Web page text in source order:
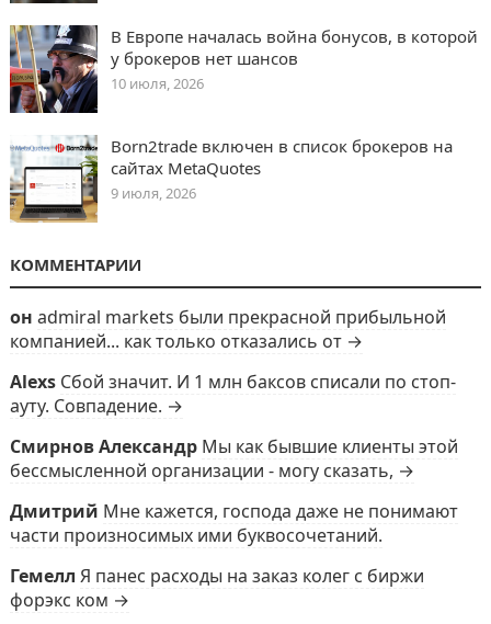
В Европе началась война бонусов, в которой
у брокеров нет шансов
10 июля, 2026
Born2trade включен в список брокеров на
сайтах MetaQuotes
9 июля, 2026
КОММЕНТАРИИ
он admiral markets были прекрасной прибыльной
компанией... как только отказались от →
Alexs Сбой значит. И 1 млн баксов списали по стоп-
ауту. Совпадение. →
Смирнов Александр Мы как бывшие клиенты этой
бессмысленной организации - могу сказать, →
Дмитрий Мне кажется, господа даже не понимают
части произносимых ими буквосочетаний.
Гемелл Я панес расходы на заказ колег с биржи
форэкс ком →